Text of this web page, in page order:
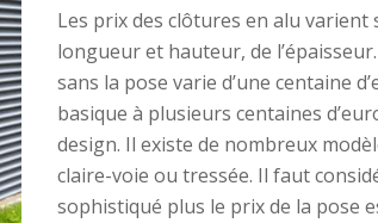
Les prix des clôtures en alu varient
longueur et hauteur, de
sans la pose varie d’une centaine
basique à plusieurs centaines
design. Il existe de nombreux
claire-voie ou tressée. Il faut
sophistiqué plus le prix de la pose